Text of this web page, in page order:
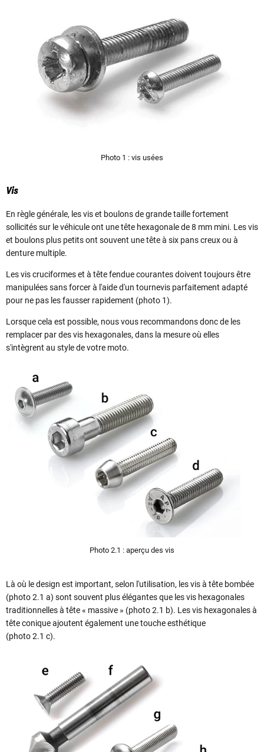
Photo 1 : vis usées
Vis
En règle générale, les vis et boulons de grande taille fortement
sollicités sur le véhicule ont une tête hexagonale de 8 mm mini. Les vis
et boulons plus petits ont souvent une tête à six pans creux ou à
denture multiple.
Les vis cruciformes et à tête fendue courantes doivent toujours être
manipulées sans forcer à l'aide d'un tournevis parfaitement adapté
pour ne pas les fausser rapidement (photo 1).
Lorsque cela est possible, nous vous recommandons donc de les
remplacer par des vis hexagonales, dans la mesure où elles
s'intègrent au style de votre moto.
Photo 2.1 : aperçu des vis
Là où le design est important, selon l'utilisation, les vis à tête bombée
(photo 2.1 a) sont souvent plus élégantes que les vis hexagonales
traditionnelles à tête « massive » (photo 2.1 b). Les vis hexagonales à
tête conique ajoutent également une touche esthétique
(photo 2.1 c).